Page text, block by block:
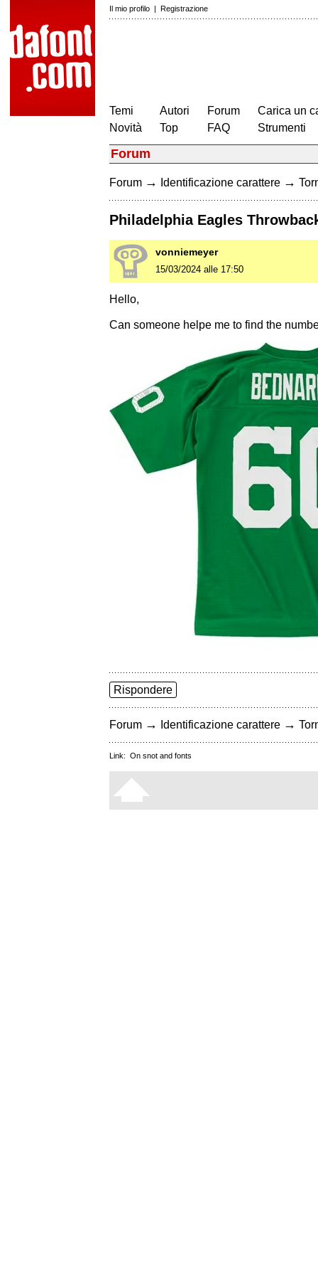
Il mio profilo | Registrazione
Temi
Novità
Autori
Top
Forum
FAQ
Carica un
Strumenti
Forum
Forum → Identificazione carattere →
Philadelphia Eagles
vonniemeyer
15/03/2024 alle 17:50
Hello,
Can someone helpe me to find the
Rispondere
Forum → Identificazione carattere →
Link: On snot and fonts